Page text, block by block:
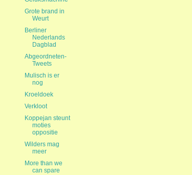
Grote brand in
Weurt
Berliner
Nederlands
Dagblad
Abgeordneten-
Tweets
Mulisch is er
nog
Kroeldoek
Verkloot
Koppejan steunt
moties
oppositie
Wilders mag
meer
More than we
can spare